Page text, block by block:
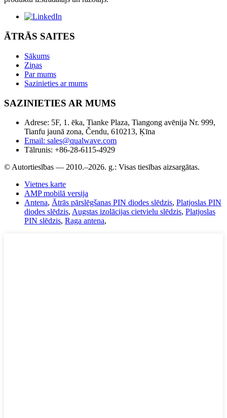
ĀTRĀS SAITES
Sākums
Ziņas
Par mums
Sazinieties ar mums
SAZINIETIES AR MUMS
Adrese: 5F, 1. ēka, Tianke Plaza, Tiangong avēnija Nr. 999,
Tianfu jaunā zona, Čendu, 610213, Ķīna
Email: sales@qualwave.com
Tālrunis: +86-28-6115-4929
© Autortiesības — 2010.–2026. g.: Visas tiesības aizsargātas.
Vietnes karte
AMP mobilā versija
Antena, Ātrās pārslēgšanas PIN diodes slēdzis, Platjoslas PIN
diodes slēdzis, Augstas izolācijas cietvielu slēdzis, Platjoslas
PIN slēdzis, Raga antena,